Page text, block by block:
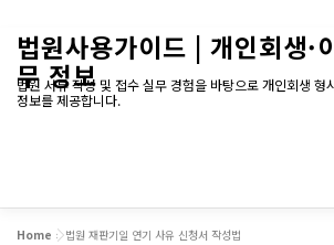
법원사용가이드 | 개인회생·
무 정보
법원 서류 작성 및 접수 실무 경험을 바탕으로 개인회생 형
정보를 제공합니다.
Home »법원 재판기일 연기 사유 신청서 작성법